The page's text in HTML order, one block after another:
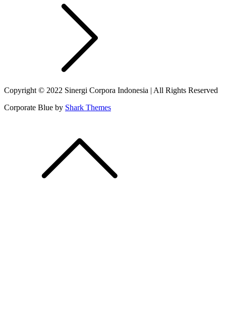
Copyright © 2022 Sinergi Corpora Indonesia | All Rights Reserved
Corporate Blue by Shark Themes